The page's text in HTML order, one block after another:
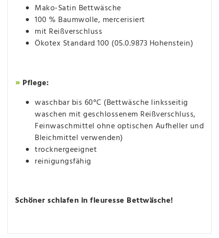
Mako-Satin Bettwäsche
100 % Baumwolle, mercerisiert
mit Reißverschluss
Ökotex Standard 100 (05.0.9873 Hohenstein)
» Pflege:
waschbar bis 60°C (Bettwäsche linksseitig
waschen mit geschlossenem Reißverschluss,
Feinwaschmittel ohne optischen Aufheller und
Bleichmittel verwenden)
trocknergeeignet
reinigungsfähig
Schöner schlafen in fleuresse Bettwäsche!